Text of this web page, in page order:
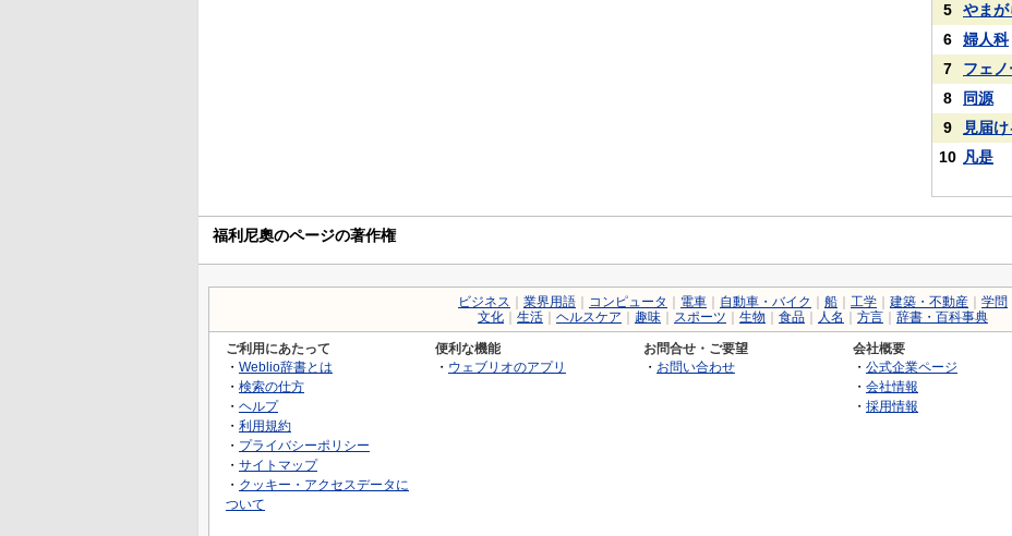
5
やまが
6
婦人科
7
フェ
8
同源
9
見届け
10 凡是
福利尼奧のページの著作権
ビジネス 業界用語 コンピュータ 電車 自動車・バイク 船 工学 建築・不動産
学問
文化
生活 ヘルスケア 趣味 スポーツ 生物 食品 人名 方言 辞書・百科事典
ご利用にあたって
・ Weblio辞書とは
・ 検索の仕方
・ ヘルプ
・ 利用規約
・ プライバシーポリシー
・ サイトマップ
・ クッキー・アクセスデータに
ついて
便利な機能
・ ウェブリオのアプリ
お問合せ・ご要望
・ お問い合わせ
会社概要
・ 公式企業ページ
・ 会社情報
・ 採用情報